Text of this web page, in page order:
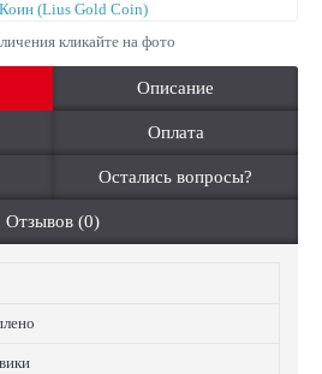
кликайте на фото
Описание
Оплата
Остались вопросы?
Отзывов (0)